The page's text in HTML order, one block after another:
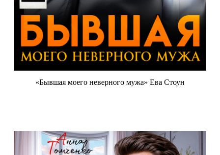
«Бывшая моего неверного мужа» Ева Стоун